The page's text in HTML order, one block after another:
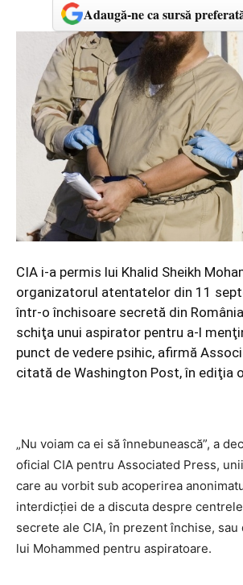
Adaugă-ne ca sursă
CIA i-a permis lui Khalid Sheikh
organizatorul atentatelor din 11
într-o închisoare secretă din
schiţa unui aspirator pentru a-l
punct de vedere psihic, afirmă
citată de Washington Post, în ediţia
„Nu voiam ca ei să înnebunească”, a
oficial CIA pentru Associated Press,
care au vorbit sub acoperirea
interdicţiei de a discuta despre
secrete ale CIA, în prezent închise,
lui Mohammed pentru aspiratoare.